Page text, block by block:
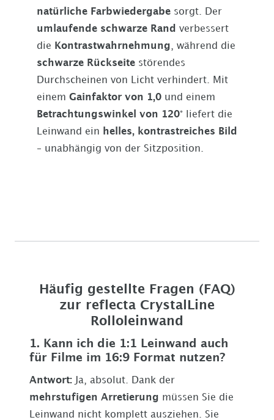
natürliche Farbwiedergabe sorgt. Der
umlaufende schwarze Rand verbessert
die
Kontrastwahrnehmung , während die
schwarze Rückseite störendes
Durchscheinen von Licht verhindert. Mit
einem Gainfaktor von 1,0 und einem
Betrachtungswinkel von 120° liefert die
Leinwand ein helles, kontrastreiches Bild
– unabhängig von der Sitzposition.
Häufig gestellte Fragen (FAQ)
zur reflecta CrystalLine
Rolloleinwand
1. Kann ich die 1:1 Leinwand auch
für Filme im 16:9 Format nutzen?
Antwort: Ja, absolut. Dank der
mehrstufigen Arretierung müssen Sie die
Leinwand nicht komplett ausziehen. Sie